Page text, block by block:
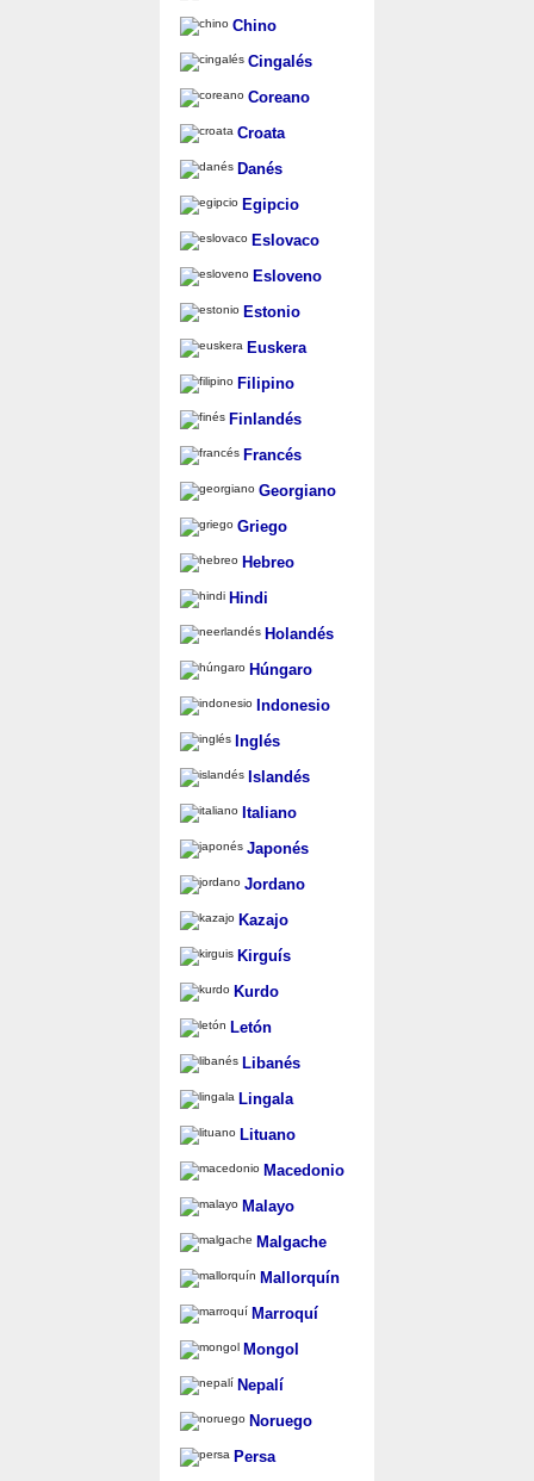
Chino
Cingalés
Coreano
Croata
Danés
Egipcio
Eslovaco
Esloveno
Estonio
Euskera
Filipino
Finlandés
Francés
Georgiano
Griego
Hebreo
Hindi
Holandés
Húngaro
Indonesio
Inglés
Islandés
Italiano
Japonés
Jordano
Kazajo
Kirguís
Kurdo
Letón
Libanés
Lingala
Lituano
Macedonio
Malayo
Malgache
Mallorquín
Marroquí
Mongol
Nepalí
Noruego
Persa